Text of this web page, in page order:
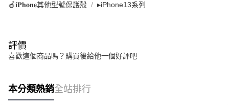
🍎𝐢𝐏𝐡𝐨𝐧𝐞其他型號保護殼 ▸iPhone13系列
評價
喜歡這個商品嗎？購買後給他一個好評吧
本分類熱銷全站排行